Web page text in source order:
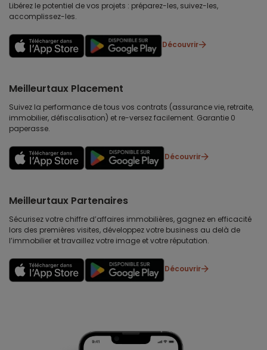
Libérez le potentiel de vos projets : préparez-les, suivez-les,
accomplissez-les.
Découvrir
Meilleurtaux Placement
Suivez la performance de tous vos contrats (assurance vie, retraite,
immobilier, défiscalisation) et re-versez facilement. Garantie 0
paperasse.
Découvrir
Meilleurtaux Partenaires
Sécurisez votre chiffre d’affaires immobilières, gagnez en efficacité
lors des premières visites, développez votre business au delà de
l’immobilier et travaillez votre image et votre réputation.
Découvrir